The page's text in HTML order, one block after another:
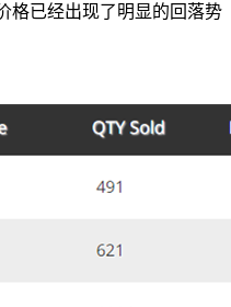
格已经出现了明显的回落势